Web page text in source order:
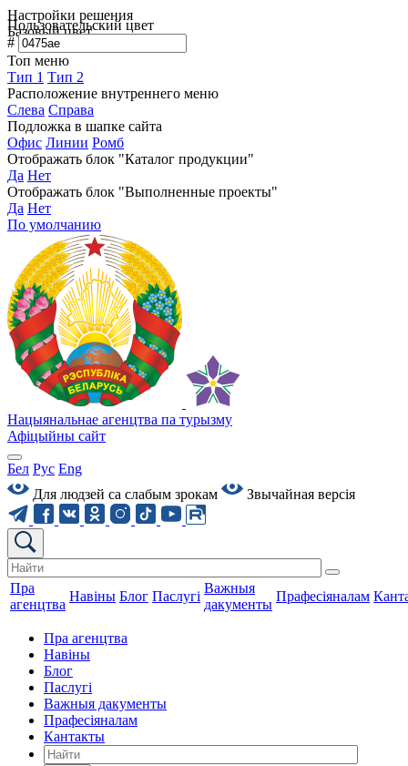
Настройки решения
Базовый цвет
Пользовательский цвет
#
Топ меню
Тип 1 Тип 2
Расположение внутреннего меню
Слева Справа
Подложка в шапке сайта
Офис Линии Ромб
Отображать блок "Каталог продукции"
Да Нет
Отображать блок "Выполненные проекты"
Да Нет
По умолчанию
Нацыянальнае агенцтва па турызму
Афіцыйны сайт
Бел Рус Eng
Для людзей са слабым зрокам
Звычайная версiя
Пра
агенцтва
Навіны Блог Паслугі
Важныя
дакументы
Прафесіяналам
Пра агенцтва
Навіны
Блог
Паслугі
Важныя дакументы
Прафесіяналам
Кантакты